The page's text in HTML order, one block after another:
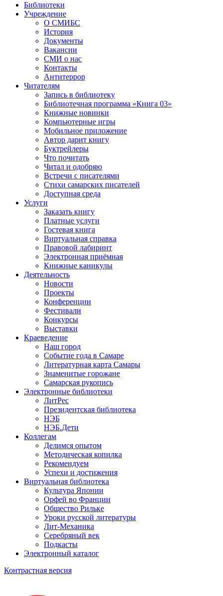
Библиотеки
Учреждение
О СМИБС
История
Документы
Вакансии
СМИ о нас
Контакты
Антитеррор
Читателям
Запись в библиотеку
Библиотечная программа «Книга 03»
Книжные новинки
Компьютерные игры
Мобильное приложение
Автор дарит книгу
Буктрейлеры
Что почитать
Читал и одобряю
Встречи с писателями
Стихи самарских писателей
Доступная среда
Услуги
Заказать книгу
Платные услуги
Гостевая книга
Виртуальная справка
Правовой лабиринт
Электронная приёмная
Книжные каникулы
Деятельность
Новости
Проекты
Конференции
Фестивали
Конкурсы
Выставки
Краеведение
Наш город
Событие года в Самаре
Литературная карта Самары
Знаменитые горожане
Самарская рукопись
Электронные библиотеки
ЛитРес
Президентская библиотека
НЭБ
НЭБ.Дети
Коллегам
Делимся опытом
Методическая копилка
Рекомендуем
Успехи и достижения
Виртуальная библиотека
Культура Японии
Орфей во Франции
Общество Рильке
Уроки русской литературы
Лит-Механика
Серебряный век
Подкасты
Электронный каталог
Контрастная версия